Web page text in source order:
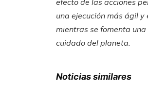
efecto de las acciones
una ejecución más ágil
mientras se fomenta
cuidado del planeta.
Noticias similares